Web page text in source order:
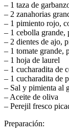
– 1 taza de
– 2 zanahorias
– 1 pimiento rojo,
– 1 cebolla grande,
– 2 dientes de ajo,
– 1 tomate grande,
– 1 hoja de laurel
– 1 cucharadita de
– 1 cucharadita de
– Sal y pimienta al
– Aceite de oliva
– Perejil fresco
Preparación: